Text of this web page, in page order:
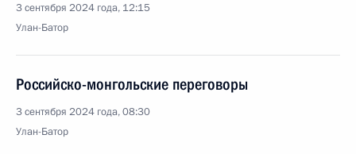
3 сентября 2024 года, 12:15
Улан-Батор
Российско-монгольские переговоры
3 сентября 2024 года, 08:30
Улан-Батор